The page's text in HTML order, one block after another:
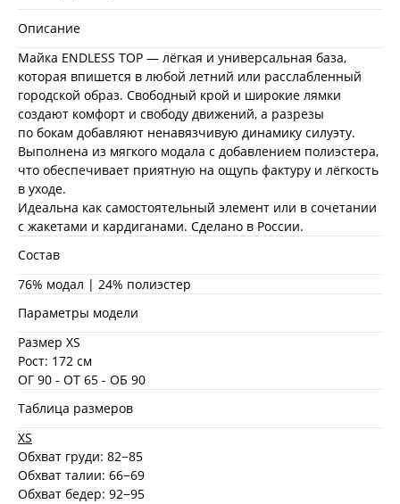
Описание
Майка ENDLESS TOP — лёгкая и универсальная база,
которая впишется в любой летний или расслабленный
городской образ. Свободный крой и широкие лямки
создают комфорт и свободу движений, а разрезы
по бокам добавляют ненавязчивую динамику силуэту.
Выполнена из мягкого модала с добавлением полиэстера,
что обеспечивает приятную на ощупь фактуру и лёгкость
в уходе.
Идеальна как самостоятельный элемент или в сочетании
с жакетами и кардиганами. Сделано в России.
Состав
76% модал | 24% полиэстер
Параметры модели
Размер XS
Рост: 172 см
ОГ 90 - ОТ 65 - ОБ 90
Таблица размеров
XS
Обхват груди: 82−85
Обхват талии: 66−69
Обхват бедер: 92−95